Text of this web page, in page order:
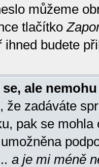
můžeme
tlačítko
budete
ale
že zadáváte
pak se
a je mi méně